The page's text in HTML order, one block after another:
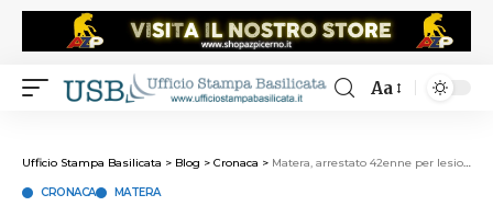
Aa
Ufficio Stampa Basilicata > Blog > Cronaca > Matera, arrestato 42enne per lesioni aggravate ai danni della ex
CRONACA MATERA